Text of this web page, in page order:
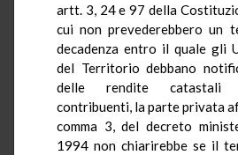
artt. 3, 24 e 97 della
cui non prevederebbero un
decadenza entro il quale gli
del Territorio debbano
delle rendite catastali
contribuenti, la parte privata
comma 3, del decreto
1994 non chiarirebbe se il